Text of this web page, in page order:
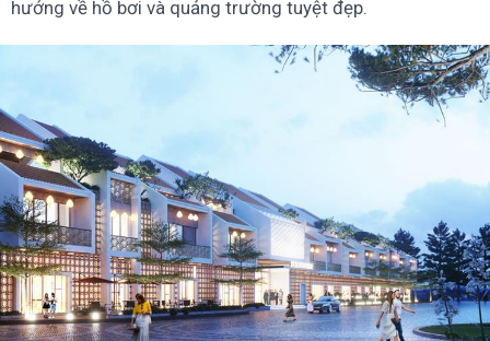
hướng về hồ bơi và quảng trường tuyệt đẹp.